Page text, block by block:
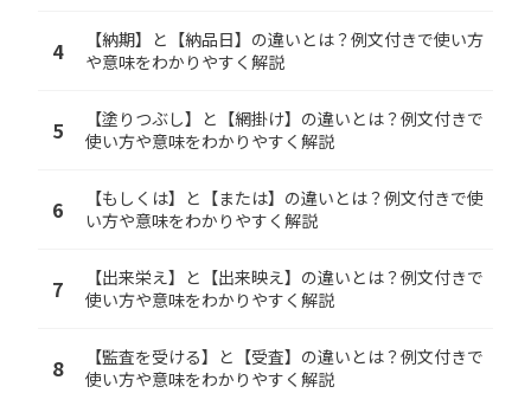
4
【納期】と【納品日】の違いとは？例文付きで使い方
や意味をわかりやすく解説
5
【塗りつぶし】と【網掛け】の違いとは？例文付きで
使い方や意味をわかりやすく解説
6
【もしくは】と【または】の違いとは？例文付きで使
い方や意味をわかりやすく解説
7
【出来栄え】と【出来映え】の違いとは？例文付きで
使い方や意味をわかりやすく解説
8
【監査を受ける】と【受査】の違いとは？例文付きで
使い方や意味をわかりやすく解説